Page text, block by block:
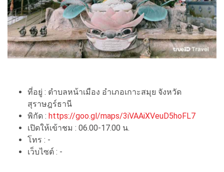
ที่อยู่ : ตำบลหน้าเมือง อำเภอเกาะสมุย จังหวัด
สุราษฎร์ธานี
พิกัด : https://goo.gl/maps/3iVAAiXVeuD5hoFL7
เปิดให้เข้าชม : 06.00-17.00 น.
โทร : -
เว็บไซต์ : -